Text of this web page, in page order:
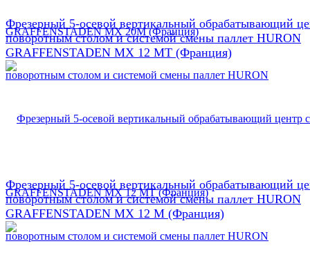
Фрезерный 5-осевой вертикальный обрабатывающий
поворотным столом и системой смены паллет HURON
GRAFFENSTADEN МX 12 МТ (Франция)
Фрезерный 5-осевой вертикальный обрабатывающий
поворотным столом и системой смены паллет HURON
GRAFFENSTADEN МX 12 М (Франция)